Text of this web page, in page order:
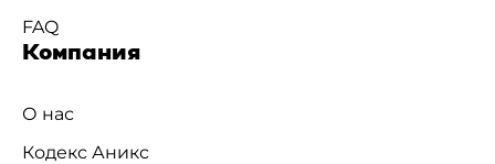
FAQ
Компания
О нас
Кодекс Аникс